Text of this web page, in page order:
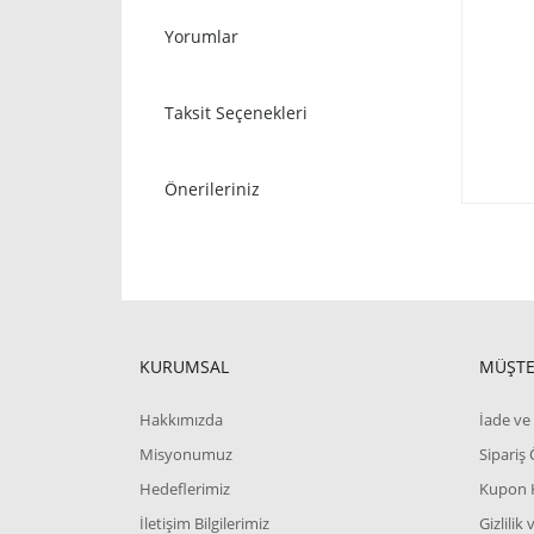
Yorumlar
Taksit Seçenekleri
Önerileriniz
KURUMSAL
Hakkımızda
Misyonumuz
Hedeflerimiz
İletişim Bilgilerimiz
İade ve
Sipariş
Kupon
Gizlilik